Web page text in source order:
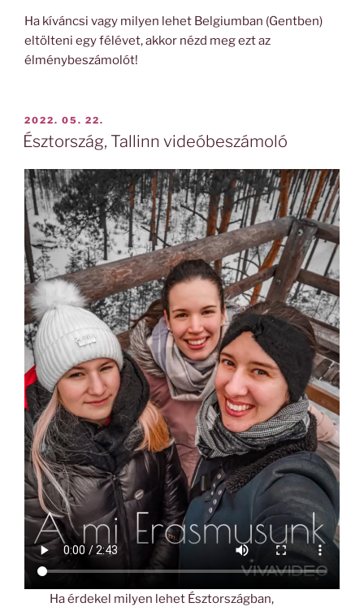
Ha kíváncsi vagy milyen lehet Belgiumban (Gentben)
eltölteni egy félévet, akkor nézd meg ezt az
élménybeszámolót!
BEKÜLDVE:
2022. 05. 22.
Észtország, Tallinn videóbeszámoló
Ha érdekel milyen lehet Észtországban,